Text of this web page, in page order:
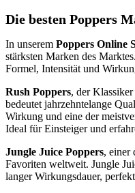
Die besten Poppers
In unserem Poppers Online
stärksten Marken des
Formel, Intensität und
Rush Poppers, der
bedeutet jahrzehntelange
Wirkung und eine der
Ideal für Einsteiger und
Jungle Juice Poppers, einer
Favoriten weltweit. Jungle
langer Wirkungsdauer,